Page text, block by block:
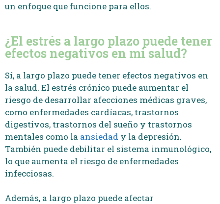
un enfoque que funcione para ellos.
¿El estrés a largo plazo puede tener
efectos negativos en mi salud?
Sí, a largo plazo puede tener efectos negativos en
la salud. El estrés crónico puede aumentar el
riesgo de desarrollar afecciones médicas graves,
como enfermedades cardíacas, trastornos
digestivos, trastornos del sueño y trastornos
mentales como la ansiedad y la depresión.
También puede debilitar el sistema inmunológico,
lo que aumenta el riesgo de enfermedades
infecciosas.
Además, a largo plazo puede afectar